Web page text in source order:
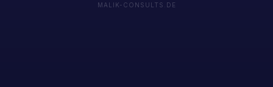
MALIK-CONSULTS.DE